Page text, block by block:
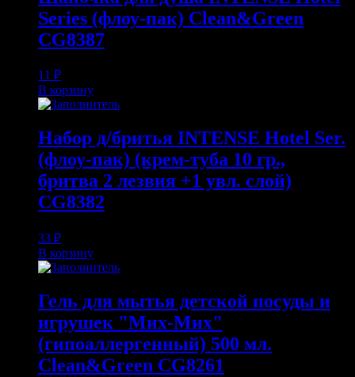
Series (флоу-пак) Clean&Green
CG8387
11 ₽
В корзину
Набор д/бритья INTENSE Hotel Ser.
(флоу-пак) (крем-туба 10 гр.,
бритва 2 лезвия +1 увл. слой)
CG8382
33 ₽
В корзину
Гель для мытья детской посуды и
игрушек "Мих-Мих"
(гипоаллергенный) 500 мл.
Clean&Green CG8261